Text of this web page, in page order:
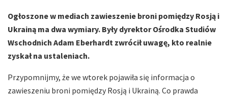
Ogłoszone w mediach zawieszenie broni pomiędzy Rosją i
Ukrainą ma dwa wymiary. Były dyrektor Ośrodka Studiów
Wschodnich Adam Eberhardt zwrócił uwagę, kto realnie
zyskał na ustaleniach.
Przypomnijmy, że we wtorek pojawiła się informacja o
zawieszeniu broni pomiędzy Rosją i Ukrainą. Co prawda